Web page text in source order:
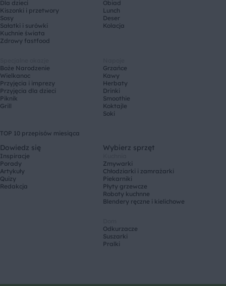
Dla dzieci
Kiszonki i przetwory
Sosy
Sałatki i surówki
Kuchnie świata
Zdrowy fastfood
Obiad
Lunch
Deser
Kolacja
Boże Narodzenie
Wielkanoc
Przyjęcia i imprezy
Przyjęcia dla dzieci
Piknik
Grill
Grzańce
Kawy
Herbaty
Drinki
Smoothie
Koktajle
Soki
TOP 10 przepisów miesiąca
Dowiedz się
Inspiracje
Porady
Artykuły
Quizy
Redakcja
Wybierz sprzęt
Zmywarki
Chłodziarki i zamrażarki
Piekarniki
Płyty grzewcze
Roboty kuchnne
Blendery ręczne i kielichowe
Odkurzacze
Suszarki
Pralki